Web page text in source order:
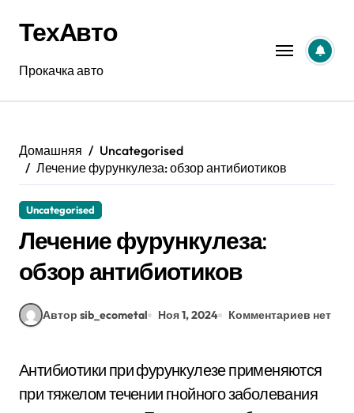
содержанию
ТехАвто
Прокачка авто
Домашняя
Uncategorised
Лечение фурункулеза: обзор антибиотиков
Uncategorised
Лечение фурункулеза:
обзор антибиотиков
Автор sib_ecometal Ноя 1, 2024 Комментариев нет
Антибиотики при фурункулезе применяются
при тяжелом течении гнойного заболевания